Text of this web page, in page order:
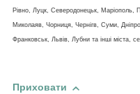
Рівно, Луцк, Северодонецьк,
Миколаяв, Чорниця, Чернігв, Суми,
Франковськ, Львів, Лубни та інші міста,
Приховати